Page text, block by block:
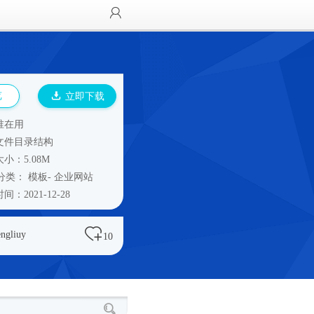
立即下载
在用
件目录结构
小：5.08M
类： 模板- 企业网站
间：2021-12-28
10